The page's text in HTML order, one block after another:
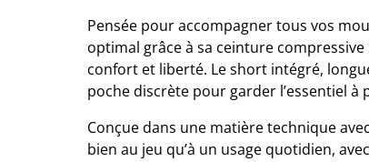
Pensée pour accompagner tous vos
optimal grâce à sa ceinture
confort et liberté. Le short intégré,
poche discrète pour garder l’essentiel à
Conçue dans une matière technique
bien au jeu qu’à un usage quotidien,